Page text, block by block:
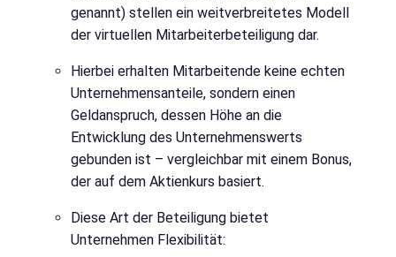
genannt) stellen ein weitverbreitetes Modell
der virtuellen Mitarbeiterbeteiligung dar.
Hierbei erhalten Mitarbeitende keine echten
Unternehmensanteile, sondern einen
Geldanspruch, dessen Höhe an die
Entwicklung des Unternehmenswerts
gebunden ist – vergleichbar mit einem Bonus,
der auf dem Aktienkurs basiert.
Diese Art der Beteiligung bietet
Unternehmen Flexibilität: